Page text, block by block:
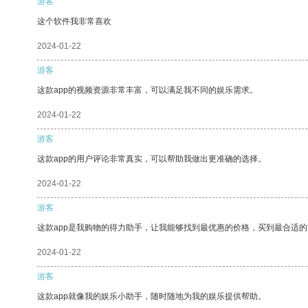
这个软件我非常喜欢
2024-01-22
游客
这款app的视频资源非常丰富，可以满足我不同的娱乐需求。
2024-01-22
游客
这款app的用户评论非常真实，可以帮助我做出更准确的选择。
2024-01-22
游客
这款app是我购物的得力助手，让我能够找到最优惠的价格，买到最合适
2024-01-22
游客
这款app就像我的娱乐小助手，随时随地为我的娱乐提供帮助。